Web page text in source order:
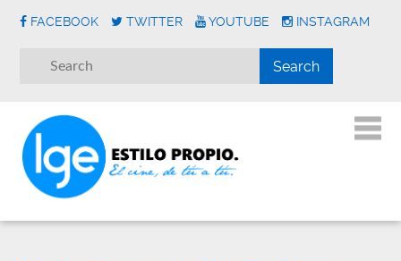
FACEBOOK TWITTER YOUTUBE INSTAGRAM